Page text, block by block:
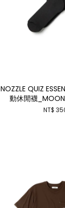
NOZZLE QUIZ
動休閒襪
NT$